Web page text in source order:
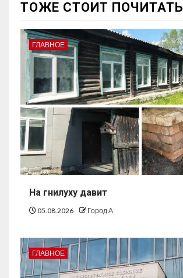
ТОЖЕ СТОИТ ПОЧИТАТЬ
ГЛАВНОЕ
На гнилуху давит
05.08.2026 Город А
ГЛАВНОЕ